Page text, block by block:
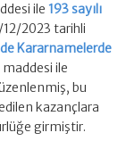
ile 193 sayılı
2023 tarihli
Kararnamelerde
maddesi ile
bu
kazançlara
girmiştir.